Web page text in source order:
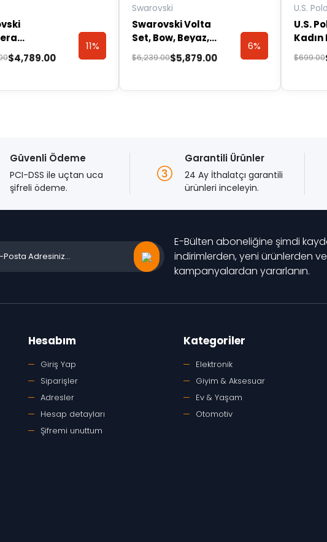
11%
Beyaz,
$4,789.00
11%
6%
Swarovski
Swarovski Volta
Set, Bow, Beyaz,
Rodyum Kaplama
– 5660118
$6,239.00
Orijinal
$5,879.00
Şu
6%
U.S.
U.S.
Kadın
Örme
$699.00
Orijinal
Şu
Güvenli Ödeme
PCI-DSS ile uçtan uca
şifreli ödeme.
Garantili Ürünler
24 Ay İthalatçı garantili
ürünleri inceleyin.
E-Bülten aboneliğine şimdi
indirimlerden, yeni ürünlerden ve
kampanyalardan yararlanın.
Hesabım
Giriş Yap
Siparişler
Adresler
Hesap detayları
Şifremi unuttum
Kategoriler
Elektronik
Giyim & Aksesuar
Ev & Yaşam
Otomotiv